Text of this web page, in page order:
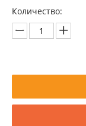
Количество: